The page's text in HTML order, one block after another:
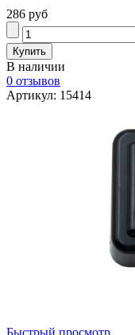
286 руб
В наличии
0 отзывов
Артикул: 15414